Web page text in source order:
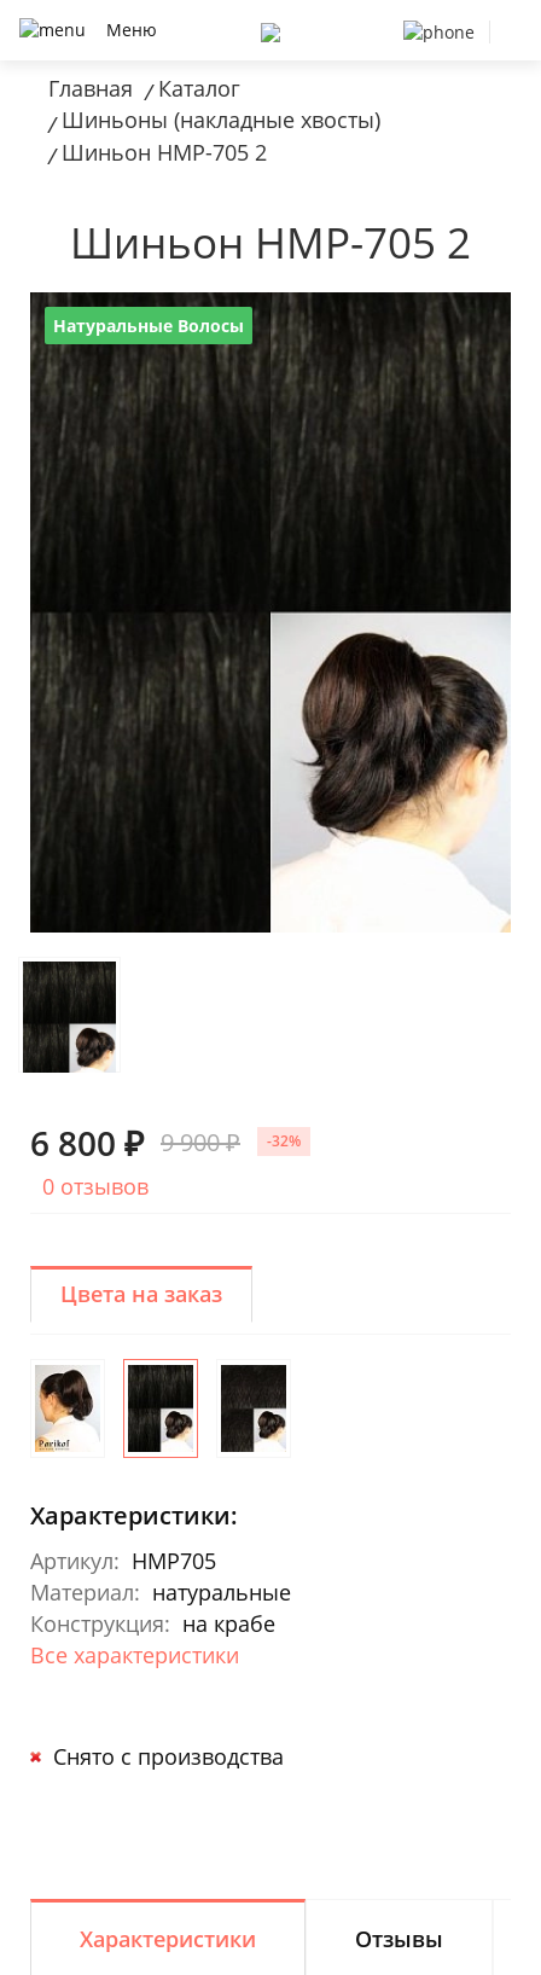
Меню
Главная / Каталог
/ Шиньоны (накладные хвосты)
/ Шиньон HMP-705 2
Шиньон HMP-705 2
Натуральные Волосы
6 800 ₽ 9 900 ₽ -32%
0 отзывов
Цвета на заказ
Характеристики:
Артикул: HMP705
Материал: натуральные
Конструкция: на крабе
Все характеристики
Снято с производства
Характеристики Отзывы